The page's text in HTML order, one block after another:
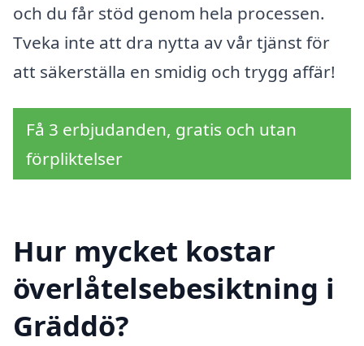
och du får stöd genom hela processen.
Tveka inte att dra nytta av vår tjänst för
att säkerställa en smidig och trygg affär!
Få 3 erbjudanden, gratis och utan
förpliktelser
Hur mycket kostar
överlåtelsebesiktning i
Gräddö?